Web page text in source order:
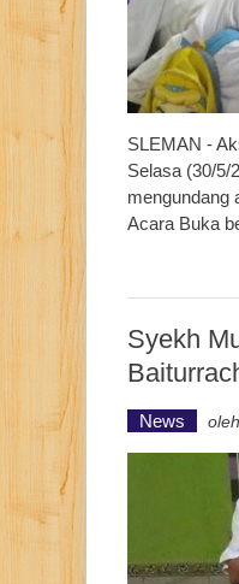
SLEMAN -
Selasa (30/5/
mengundang
Acara Buka
Syekh
News oleh